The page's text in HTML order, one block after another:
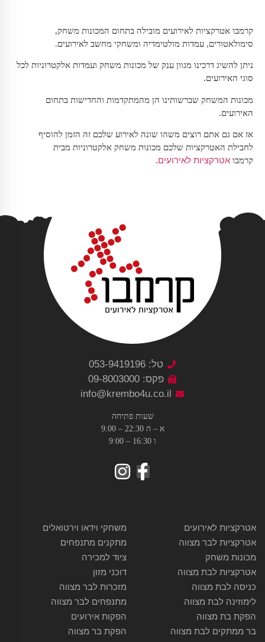
קרמבו אטרקציות לאירועים מובילה בתחום המכונות משחק,
סימולאטורים, עמדות מולטימדיה ומשחקי מחשב לאירועים.
ניתן להשיג דרכינו מגוון ענק של מכונות משחק ועמדות אלקטרוניות לכל
סוגי האירועים.
מכונות המשחק שברשותינו הן מהמתקדמות והחדישות בתחום
האירועים.
אז אם גם אתם רוצים משהו שונה לאירוע שלכם זה הזמן להוסיף
לחבילת האטרקציות שלכם מכונות משחק אלקטרוניות מבית
קרמבו אטרקציות לאירועים.
טל: 053-9419196
פקס: 09-8003000
info@krembo4u.co.il
שעות פתיחה
א – ה 22:30 – 9:00
ו 16:30 – 9:00
אטרקציות לאירועים
אטרקציות לבר מצווה
מכונות משחק
אטרקציות לבת מצווה
כניסה לבת מצווה
לימוזינה לבת מצווה
הפקת בת מצווה
בר ממתקים לבת מצווה
משחקי וידאו וירטואלים
מתקנים מתנפחים
ציוד למכירה
דוכני מזון
מזכרות לבר מצווה
מתנפחים לבר מצווה
הפקות אירועים
הפקת בר מצווה